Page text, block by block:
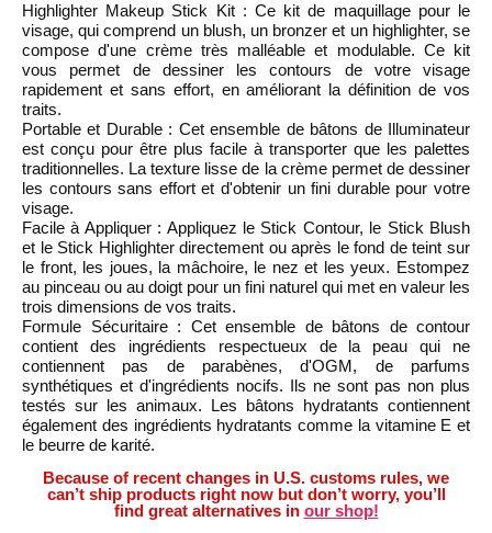
Highlighter Makeup Stick Kit : Ce kit de maquillage pour le
visage, qui comprend un blush, un bronzer et un highlighter, se
compose d'une crème très malléable et modulable. Ce kit
vous permet de dessiner les contours de votre visage
rapidement et sans effort, en améliorant la définition de vos
traits.
Portable et Durable : Cet ensemble de bâtons de Illuminateur
est conçu pour être plus facile à transporter que les palettes
traditionnelles. La texture lisse de la crème permet de dessiner
les contours sans effort et d'obtenir un fini durable pour votre
visage.
Facile à Appliquer : Appliquez le Stick Contour, le Stick Blush
et le Stick Highlighter directement ou après le fond de teint sur
le front, les joues, la mâchoire, le nez et les yeux. Estompez
au pinceau ou au doigt pour un fini naturel qui met en valeur les
trois dimensions de vos traits.
Formule Sécuritaire : Cet ensemble de bâtons de contour
contient des ingrédients respectueux de la peau qui ne
contiennent pas de parabènes, d'OGM, de parfums
synthétiques et d'ingrédients nocifs. Ils ne sont pas non plus
testés sur les animaux. Les bâtons hydratants contiennent
également des ingrédients hydratants comme la vitamine E et
le beurre de karité.
Because of recent changes in U.S. customs rules, we
can’t ship products right now but don’t worry, you’ll
find great alternatives in our shop!